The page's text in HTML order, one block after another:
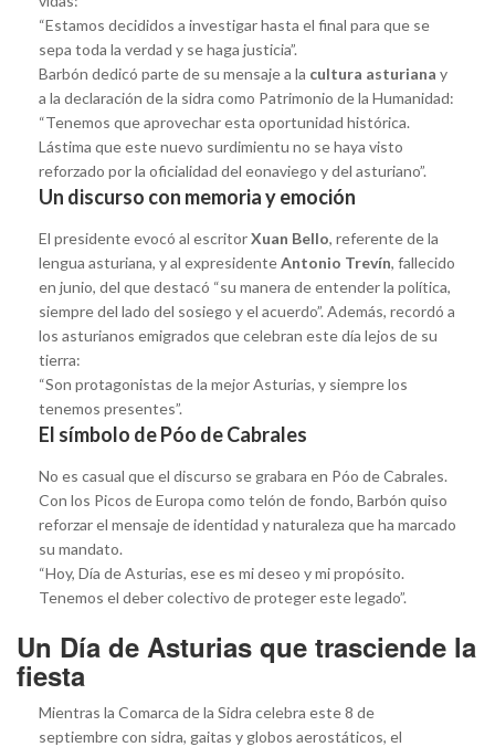
“Estamos decididos a investigar hasta el final para que se
sepa toda la verdad y se haga justicia”.
Barbón dedicó parte de su mensaje a la cultura asturiana y
a la declaración de la sidra como Patrimonio de la Humanidad:
“Tenemos que aprovechar esta oportunidad histórica.
Lástima que este nuevo surdimientu no se haya visto
reforzado por la oficialidad del eonaviego y del asturiano”.
Un discurso con memoria y emoción
El presidente evocó al escritorXuan Bello, referente de la
lengua asturiana, y al expresidenteAntonio Trevín, fallecido
en junio, del que destacó “su manera de entender la política,
siempre del lado del sosiego y el acuerdo”. Además, recordó a
los asturianos emigrados que celebran este día lejos de su
tierra:
“Son protagonistas de la mejor Asturias, y siempre los
tenemos presentes”.
El símbolo de Póo de Cabrales
No es casual que el discurso se grabara en Póo de Cabrales.
Con los Picos de Europa como telón de fondo, Barbón quiso
reforzar el mensaje de identidad y naturaleza que ha marcado
su mandato.
“Hoy, Día de Asturias, ese es mi deseo y mi propósito.
Tenemos el deber colectivo de proteger este legado”.
Un Día de Asturias que trasciende la
fiesta
Mientras la Comarca de la Sidra celebra este 8 de
septiembre con sidra, gaitas y globos aerostáticos, el